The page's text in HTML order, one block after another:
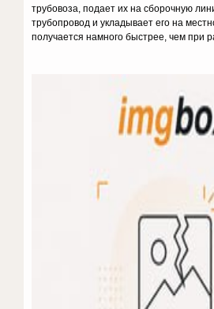
трубовоза, подает их на сборочную
трубопровод и укладывает его на
получается намного быстрее, чем при